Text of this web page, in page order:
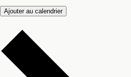
Ajouter au calendrier